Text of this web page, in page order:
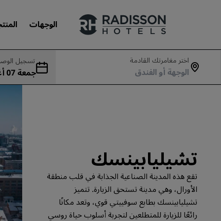
الوجهات
علاماتنا التجارية
اختر مغامرتك القادمة
تسجيل
بت 08 أغسطس
تشيليابينسك
تقع هذه المدينة الصناعية الجذابة في قلب منطقة
الأورال، وهي مدينة تستحق الزيارة. تتميز
تشيليابينسك بطابع سوفييتي قوي، وتعد مكانًا
رائعًا للزيارة للمتطلعين لتجربة أسلوب حياة روسي